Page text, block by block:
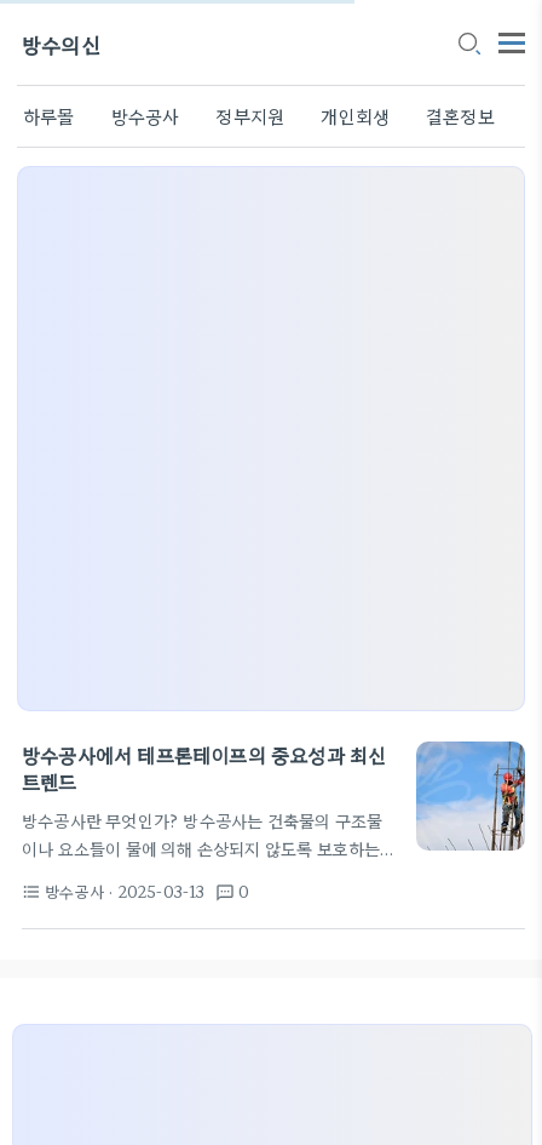
방수의신
하루몰 방수공사 정부지원 개인회생 결혼정보
방수공사에서 테프론테이프의 중요성과 최신
트렌드
방수공사란 무엇인가? 방수공사는 건축물의 구조물
이나 요소들이 물에 의해 손상되지 않도록 보호하는
수 문제로 고통받는 가정이 많아진 만큼, 방수공사의
중요성이 커지고 있습니다. 상반기에는 특히 테프론
format_list_bulleted 방수공사 · 2025-03-13 textsms 0